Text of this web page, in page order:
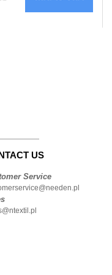
US
Service